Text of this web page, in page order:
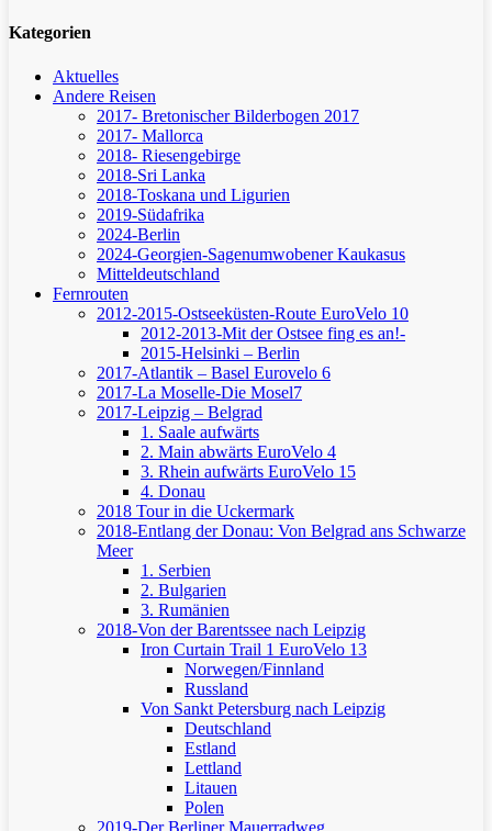
Kategorien
Aktuelles
Andere Reisen
2017- Bretonischer Bilderbogen 2017
2017- Mallorca
2018- Riesengebirge
2018-Sri Lanka
2018-Toskana und Ligurien
2019-Südafrika
2024-Berlin
2024-Georgien-Sagenumwobener Kaukasus
Mitteldeutschland
Fernrouten
2012-2015-Ostseeküsten-Route EuroVelo 10
2012-2013-Mit der Ostsee fing es an!-
2015-Helsinki – Berlin
2017-Atlantik – Basel Eurovelo 6
2017-La Moselle-Die Mosel7
2017-Leipzig – Belgrad
1. Saale aufwärts
2. Main abwärts EuroVelo 4
3. Rhein aufwärts EuroVelo 15
4. Donau
2018 Tour in die Uckermark
2018-Entlang der Donau: Von Belgrad ans Schwarze
Meer
1. Serbien
2. Bulgarien
3. Rumänien
2018-Von der Barentssee nach Leipzig
Iron Curtain Trail 1 EuroVelo 13
Norwegen/Finnland
Russland
Von Sankt Petersburg nach Leipzig
Deutschland
Estland
Lettland
Litauen
Polen
2019-Der Berliner Mauerradweg